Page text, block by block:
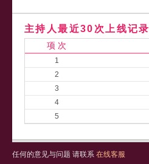
主持人最近30次上线记录
项 次
1
2
3
4
5
任何的意见与问题 请联系 在线客服